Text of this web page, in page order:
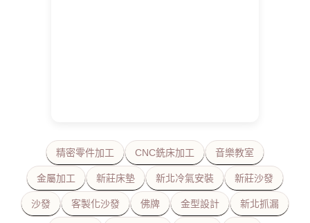
精密零件加工 CNC銑床加工 音樂教室
金屬加工 新莊床墊 新北冷氣安裝 新莊沙發
沙發 客製化沙發 佛牌 金型設計 新北抓漏